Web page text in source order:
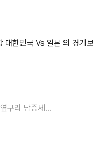
한민국 Vs 일본 의 경기보
구리 담증세...